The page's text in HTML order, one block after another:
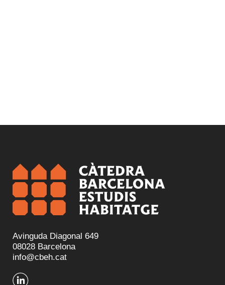
Avinguda Diagonal 649
08028 Barcelona
info@cbeh.cat